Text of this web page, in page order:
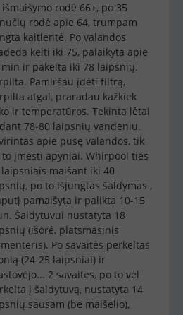
išmaišymo rodė 66+, po 35
rodė apie 64, trumpam
kaitlentė. Po valandos
kelti iki 75, palaikyta apie
min ir pakelta iki 78 laipsnių.
Pamiršau įdėti filtrą,
atgal, praradau kažkiek
ir temperatūros. Tekinta lėtai
78-80 laipsnių vandeniu.
apie pusę valandos, tik
to įmesti apyniai. Whirpool ties
laipsniais maišant iki 40
po to išjungtas šaldymas ,
pamaišyta ir palikta 10-15
Šaldytuvui nustatyta 18
(išorė, platsmasinis
Po savaitės perkeltas
(24-25 laipsniai) ir
2 savaites, po to vėl
į šaldytuvą, nustatyta 14
sausam (be maišelio),